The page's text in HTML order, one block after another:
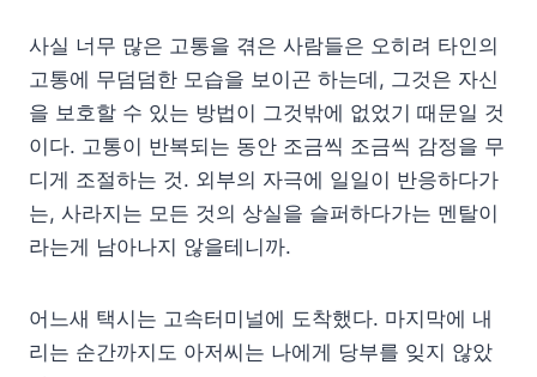
사실 너무 많은 고통을 겪은 사람들은 오히려 타인의
고통에 무덤덤한 모습을 보이곤 하는데, 그것은 자신
을 보호할 수 있는 방법이 그것밖에 없었기 때문일 것
이다. 고통이 반복되는 동안 조금씩 조금씩 감정을 무
디게 조절하는 것. 외부의 자극에 일일이 반응하다가
는, 사라지는 모든 것의 상실을 슬퍼하다가는 멘탈이
라는게 남아나지 않을테니까.
어느새 택시는 고속터미널에 도착했다. 마지막에 내
리는 순간까지도 아저씨는 나에게 당부를 잊지 않았